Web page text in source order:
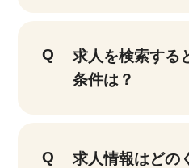
求人を検索する
条件は？
求人情報はどの